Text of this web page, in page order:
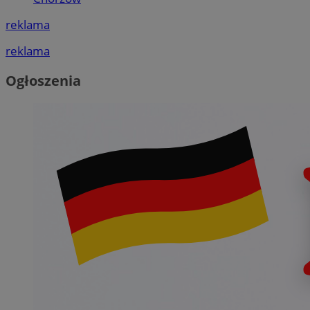
reklama
reklama
Ogłoszenia